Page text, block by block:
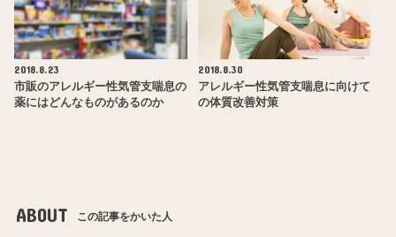
2018.8.23
市販のアレルギー性気管支喘息の
薬にはどんなものがあるのか
2018.8.30
アレルギー性気管支喘息に向けて
の体質改善対策
ABOUT この記事をかいた人